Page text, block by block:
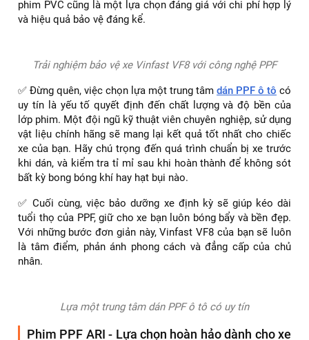
phim PVC cũng là một lựa chọn đáng giá với chi phí hợp lý
và hiệu quả bảo vệ đáng kể.
Trải nghiệm bảo vệ xe Vinfast VF8 với công nghệ PPF
✅ Đừng quên, việc chọn lựa một trung tâm dán PPF ô tô có
uy tín là yếu tố quyết định đến chất lượng và độ bền của
lớp phim. Một đội ngũ kỹ thuật viên chuyên nghiệp, sử dụng
vật liệu chính hãng sẽ mang lại kết quả tốt nhất cho chiếc
xe của bạn. Hãy chú trọng đến quá trình chuẩn bị xe trước
khi dán, và kiểm tra tỉ mỉ sau khi hoàn thành để không sót
bất kỳ bong bóng khí hay hạt bụi nào.
✅ Cuối cùng, việc bảo dưỡng xe định kỳ sẽ giúp kéo dài
tuổi thọ của PPF, giữ cho xe bạn luôn bóng bẩy và bền đẹp.
Với những bước đơn giản này, Vinfast VF8 của bạn sẽ luôn
là tâm điểm, phản ánh phong cách và đẳng cấp của chủ
nhân.
Lựa một trung tâm dán PPF ô tô có uy tín
Phim PPF ARI - Lựa chọn hoàn hảo dành cho xe